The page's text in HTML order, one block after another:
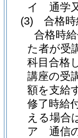
イ
通学
(3)
合格
合格時
た者が受
科目合格
講座の受
額を支給
修了時給
える場合
ア
通信